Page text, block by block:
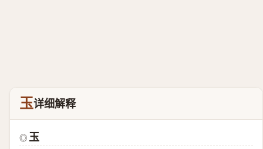
玉详细解释
◎ 玉